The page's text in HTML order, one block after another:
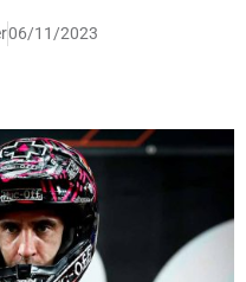
06/11/2023